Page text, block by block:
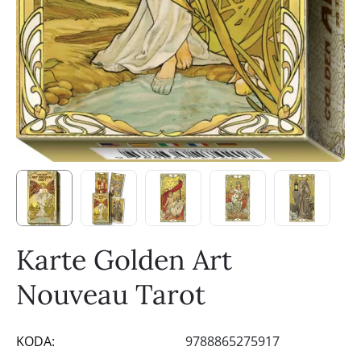
Karte Golden Art
Nouveau Tarot
KODA: 9788865275917